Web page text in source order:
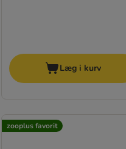
Læg i kurv
zooplus favorit